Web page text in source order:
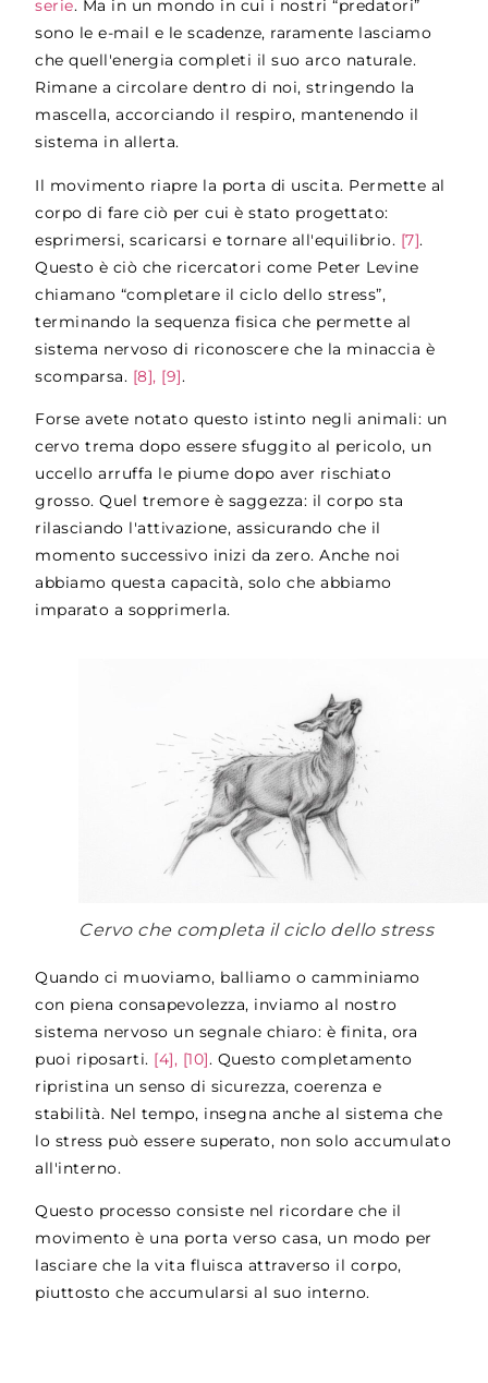
serie. Ma in un mondo in cui i nostri “predatori”
sono le e-mail e le scadenze, raramente lasciamo
che quell'energia completi il suo arco naturale.
Rimane a circolare dentro di noi, stringendo la
mascella, accorciando il respiro, mantenendo il
sistema in allerta.
Il movimento riapre la porta di uscita. Permette al
corpo di fare ciò per cui è stato progettato:
esprimersi, scaricarsi e tornare all'equilibrio. [7].
Questo è ciò che ricercatori come Peter Levine
chiamano “completare il ciclo dello stress”,
terminando la sequenza fisica che permette al
sistema nervoso di riconoscere che la minaccia è
scomparsa. [8], [9].
Forse avete notato questo istinto negli animali: un
cervo trema dopo essere sfuggito al pericolo, un
uccello arruffa le piume dopo aver rischiato
grosso. Quel tremore è saggezza: il corpo sta
rilasciando l'attivazione, assicurando che il
momento successivo inizi da zero. Anche noi
abbiamo questa capacità, solo che abbiamo
imparato a sopprimerla.
Cervo che completa il ciclo dello stress
Quando ci muoviamo, balliamo o camminiamo
con piena consapevolezza, inviamo al nostro
sistema nervoso un segnale chiaro: è finita, ora
puoi riposarti. [4], [10]. Questo completamento
ripristina un senso di sicurezza, coerenza e
stabilità. Nel tempo, insegna anche al sistema che
lo stress può essere superato, non solo accumulato
all'interno.
Questo processo consiste nel ricordare che il
movimento è una porta verso casa, un modo per
lasciare che la vita fluisca attraverso il corpo,
piuttosto che accumularsi al suo interno.